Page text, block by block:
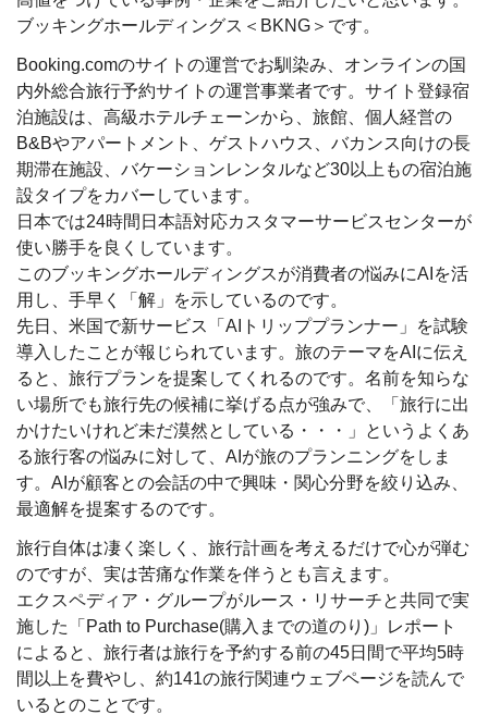
ブッキングホールディングス＜BKNG＞です。
Booking.comのサイトの運営でお馴染み、オンラインの国
内外総合旅行予約サイトの運営事業者です。サイト登録宿
泊施設は、高級ホテルチェーンから、旅館、個人経営の
B&Bやアパートメント、ゲストハウス、バカンス向けの長
期滞在施設、バケーションレンタルなど30以上もの宿泊施
設タイプをカバーしています。
日本では24時間日本語対応カスタマーサービスセンターが
使い勝手を良くしています。
このブッキングホールディングスが消費者の悩みにAIを活
用し、手早く「解」を示しているのです。
先日、米国で新サービス「AIトリッププランナー」を試験
導入したことが報じられています。旅のテーマをAIに伝え
ると、旅行プランを提案してくれるのです。名前を知らな
い場所でも旅行先の候補に挙げる点が強みで、「旅行に出
かけたいけれど未だ漠然としている・・・」というよくあ
る旅行客の悩みに対して、AIが旅のプランニングをしま
す。AIが顧客との会話の中で興味・関心分野を絞り込み、
最適解を提案するのです。
旅行自体は凄く楽しく、旅行計画を考えるだけで心が弾む
のですが、実は苦痛な作業を伴うとも言えます。
エクスペディア・グループがルース・リサーチと共同で実
施した「Path to Purchase(購入までの道のり)」レポート
によると、旅行者は旅行を予約する前の45日間で平均5時
間以上を費やし、約141の旅行関連ウェブページを読んで
いるとのことです。